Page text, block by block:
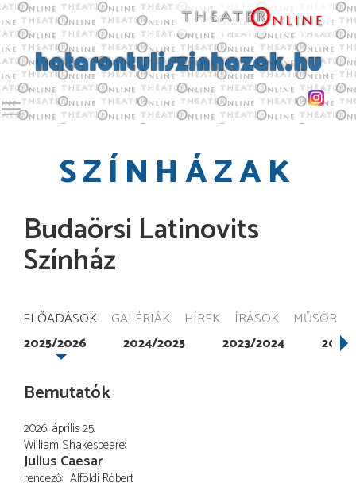
Toggle main menu visibility
SZÍNHÁZAK
Budaörsi Latinovits
Színház
ELŐADÁSOK GALÉRIÁK HÍREK ÍRÁSOK MŰSOR
2025/2026 2024/2025 2023/2024
Bemutatók
2026. április 25.
William Shakespeare
Julius Caesar
rendező Alföldi Róbert